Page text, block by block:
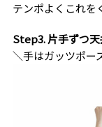
テンポよくこれを
Step3. 片手ずつ
＼手はガッツポー